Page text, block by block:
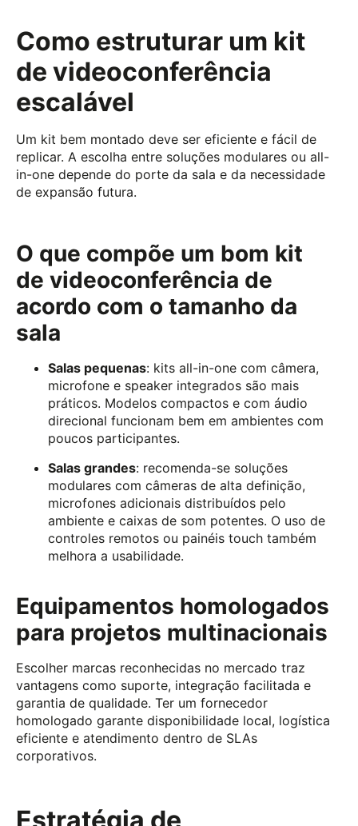
Como estruturar um kit
de videoconferência
escalável
Um kit bem montado deve ser eficiente e fácil de
replicar. A escolha entre soluções modulares ou all-
in-one depende do porte da sala e da necessidade
de expansão futura.
O que compõe um bom kit
de videoconferência de
acordo com o tamanho da
sala
Salas pequenas: kits all-in-one com câmera,
microfone e speaker integrados são mais
práticos. Modelos compactos e com áudio
direcional funcionam bem em ambientes com
poucos participantes.
Salas grandes: recomenda-se soluções
modulares com câmeras de alta definição,
microfones adicionais distribuídos pelo
ambiente e caixas de som potentes. O uso de
controles remotos ou painéis touch também
melhora a usabilidade.
Equipamentos homologados
para projetos multinacionais
Escolher marcas reconhecidas no mercado traz
vantagens como suporte, integração facilitada e
garantia de qualidade. Ter um fornecedor
homologado garante disponibilidade local, logística
eficiente e atendimento dentro de SLAs
corporativos.